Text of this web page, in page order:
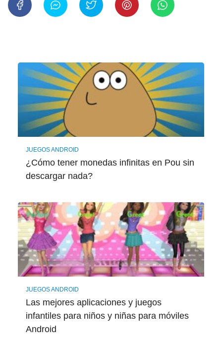
JUEGOS ANDROID
¿Cómo tener monedas infinitas en Pou sin
descargar nada?
JUEGOS ANDROID
Las mejores aplicaciones y juegos
infantiles para niños y niñas para móviles
Android